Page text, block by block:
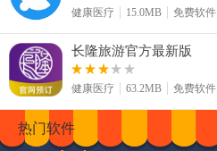
健康医疗 15.0MB 免费软件
长隆旅游官方最新版
健康医疗 63.2MB 免费软件
热门软件